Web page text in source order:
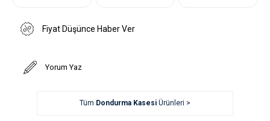
Fiyat Düşünce Haber Ver
Yorum Yaz
Tüm Dondurma KasesiÜrünleri >